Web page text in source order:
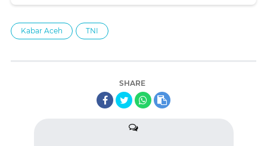
Kabar Aceh TNI
SHARE